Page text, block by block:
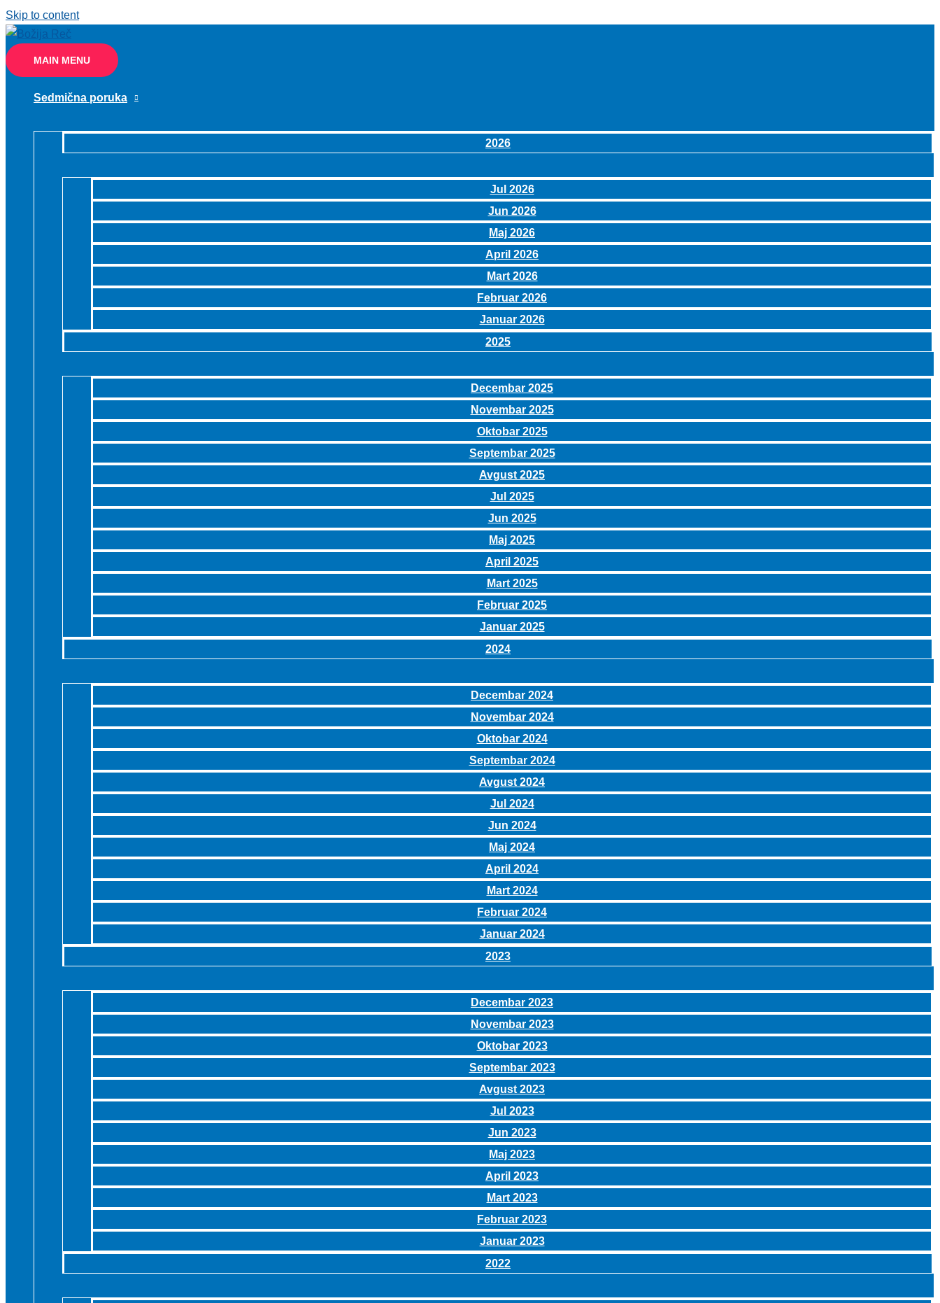
Skip to content
MAIN MENU
Sedmična poruka
2026
Jul 2026
Jun 2026
Maj 2026
April 2026
Mart 2026
Februar 2026
Januar 2026
2025
Decembar 2025
Novembar 2025
Oktobar 2025
Septembar 2025
Avgust 2025
Jul 2025
Jun 2025
Maj 2025
April 2025
Mart 2025
Februar 2025
Januar 2025
2024
Decembar 2024
Novembar 2024
Oktobar 2024
Septembar 2024
Avgust 2024
Jul 2024
Jun 2024
Maj 2024
April 2024
Mart 2024
Februar 2024
Januar 2024
2023
Decembar 2023
Novembar 2023
Oktobar 2023
Septembar 2023
Avgust 2023
Jul 2023
Jun 2023
Maj 2023
April 2023
Mart 2023
Februar 2023
Januar 2023
2022